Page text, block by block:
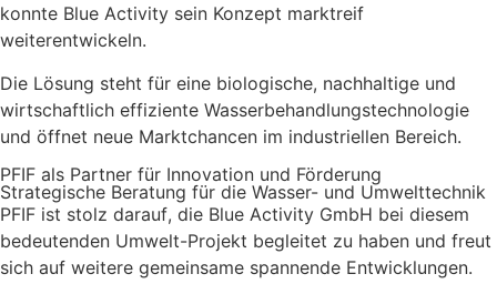
konnte Blue Activity sein Konzept marktreif
weiterentwickeln.
Die Lösung steht für eine biologische, nachhaltige und
wirtschaftlich effiziente Wasserbehandlungstechnologie
und öffnet neue Markt­chancen im industriellen Bereich.
PFIF als Partner für Innovation und Förderung
Strategische Beratung für die Wasser- und Umwelttechnik
PFIF ist stolz darauf, die Blue Activity GmbH bei diesem
bedeutenden Umwelt-Projekt begleitet zu haben und freut
sich auf weitere gemeinsame spannende Entwicklungen.